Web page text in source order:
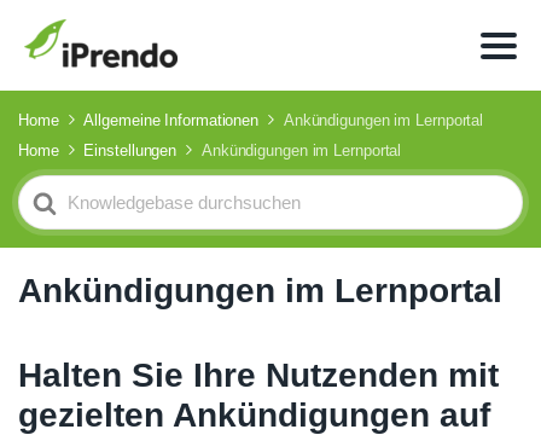
Home Allgemeine Informationen
Ankündigungen im Lernportal
Home
Einstellungen Ankündigungen im Lernportal
Search
For
Ankündigungen im Lernportal
Halten Sie Ihre Nutzenden mit
gezielten Ankündigungen auf